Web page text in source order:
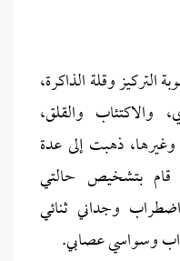
وقلة الذاكرة،
والاكتئاب والقلق،
وغيرها، ذهبت إلى عدة
قام بتشخيص حالتي
وجداني ثنائي
وسواسي عصابي.